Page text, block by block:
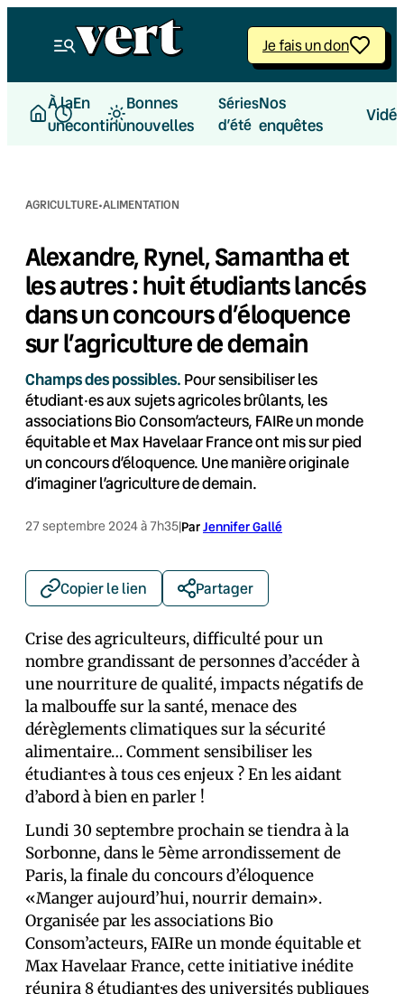
Je fais un don
À la
une
En
continu
Bonnes
nouvelles
Séries
d’été
Nos
enquêtes
AGRICULTURE·ALIMENTATION
Alexandre, Rynel, Samantha et
les autres : huit étudiants lancés
dans un concours d’éloquence
sur l’agriculture de demain
Champs des possibles. Pour sensibiliser les
étudiant·es aux sujets agricoles brûlants, les
associations Bio Consom’acteurs, FAIRe un monde
équitable et Max Havelaar France ont mis sur pied
un concours d’éloquence. Une manière originale
d’imaginer l’agriculture de demain.
27 septembre 2024 à 7h35|ParJennifer Gallé
Copier le lien Partager
Crise des agriculteurs, difficulté pour un
nombre grandissant de personnes d’accéder à
une nourriture de qualité, impacts négatifs de
la malbouffe sur la santé, menace des
dérèglements climatiques sur la sécurité
alimentaire… Comment sensibiliser les
étudiant·es à tous ces enjeux ? En les aidant
d’abord à bien en parler !
Lundi 30 septembre prochain se tiendra à la
Sorbonne, dans le 5ème arrondissement de
Paris, la finale du concours d’éloquence
«Manger aujourd’hui, nourrir demain».
Organisée par les associations Bio
Consom’acteurs, FAIRe un monde équitable et
Max Havelaar France, cette initiative inédite
réunira 8 étudiant·es des universités publiques